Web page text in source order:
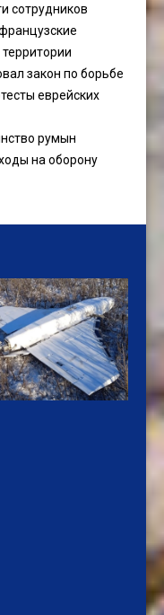
сотрудников
закон по борьбе
еврейских
румын
на оборону